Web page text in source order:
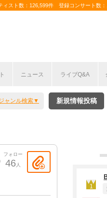
ィスト数：126,599件 登録コンサート数
ニュース ライブQ&A
ャンル検索 新規情報投稿
フォロー
46 人
1